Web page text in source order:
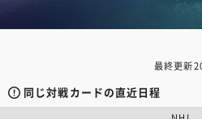
最終更新
同じ対戦カードの直近日程